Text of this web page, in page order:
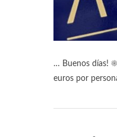
… Buenos días!
euros por